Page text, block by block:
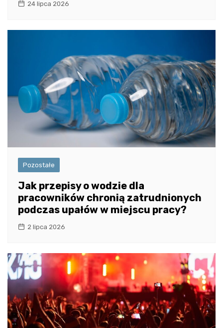
24 lipca 2026
Pozostałe
Jak przepisy o wodzie dla
pracowników chronią zatrudnionych
podczas upałów w miejscu pracy?
2 lipca 2026